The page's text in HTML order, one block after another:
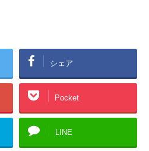
シェア
Pocket
LINE